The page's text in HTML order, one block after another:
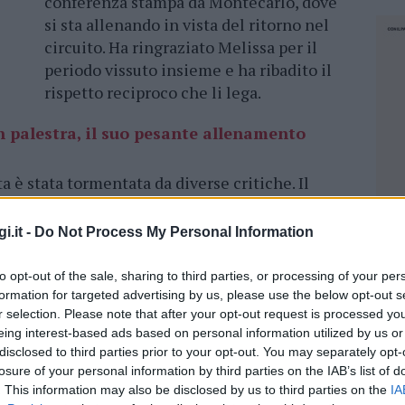
- Do Not Process My Personal Information
opt-out of the sale, sharing to third parties, or processing of your
for targeted advertising by us, please use the below opt-out
selection. Please note that after your opt-out request is processed
interest-based ads based on personal information utilized by us
to third parties prior to your opt-out. You may separately
of your personal information by third parties on the IAB’s list of
This information may also be disclosed by us to third parties on the
si sta allenando in vista del ritorno nel
circuito. Ha ringraziato Melissa per il
periodo vissuto insieme e ha ribadito il
rispetto reciproco che li lega.
il suo pesante allenamento
è stata tormentata da diverse critiche. Il
dagli haters a causa della sua crisi
l’ex velina è stata attaccata e accusata di
che la relazione sia finita poco dopo i
il motivo per cui Berrettini ha accantonato
mesi complicati a causa degli
in campo a breve. Ha escluso la
annunciato che giocherà il challenger di